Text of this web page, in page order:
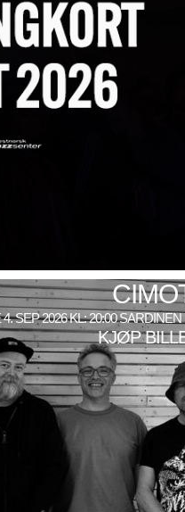
4. SEP 2026 KL: 20:00 SARDINEN
KJØP